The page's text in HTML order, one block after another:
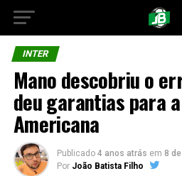
INTER
Mano descobriu o
deu garantias para
Americana
Publicado 4 anos atrás em 8
Por João Batista Filho